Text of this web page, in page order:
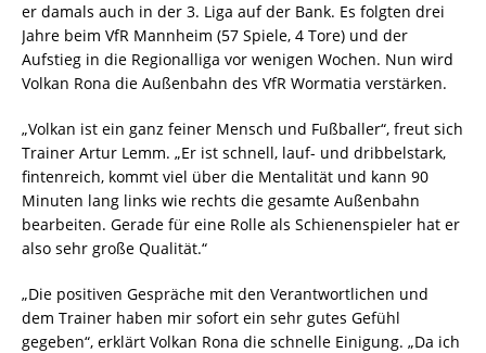
er damals auch in der 3. Liga auf der Bank. Es folgten drei
Jahre beim VfR Mannheim (57 Spiele, 4 Tore) und der
Aufstieg in die Regionalliga vor wenigen Wochen. Nun wird
Volkan Rona die Außenbahn des VfR Wormatia verstärken.
„Volkan ist ein ganz feiner Mensch und Fußballer“, freut sich
Trainer Artur Lemm. „Er ist schnell, lauf- und dribbelstark,
fintenreich, kommt viel über die Mentalität und kann 90
Minuten lang links wie rechts die gesamte Außenbahn
bearbeiten. Gerade für eine Rolle als Schienenspieler hat er
also sehr große Qualität.“
„Die positiven Gespräche mit den Verantwortlichen und
dem Trainer haben mir sofort ein sehr gutes Gefühl
gegeben“, erklärt Volkan Rona die schnelle Einigung. „Da ich